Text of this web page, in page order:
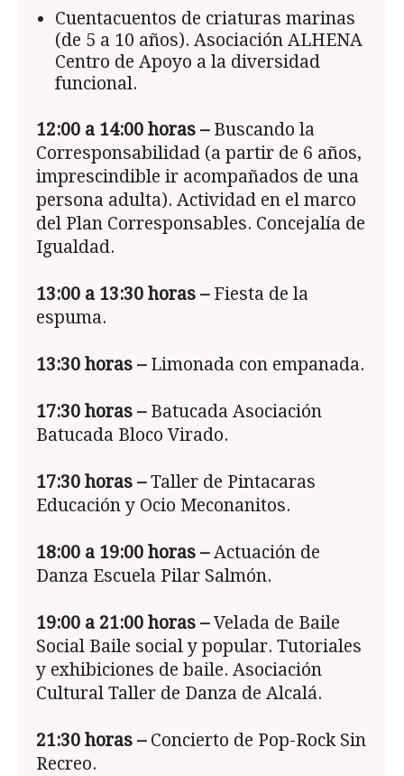
Cuentacuentos de criaturas marinas
(de 5 a 10 años). Asociación ALHENA
Centro de Apoyo a la diversidad
funcional.
12:00 a 14:00 horas –Buscando la
Corresponsabilidad (a partir de 6 años,
imprescindible ir acompañados de una
persona adulta). Actividad en el marco
del Plan Corresponsables. Concejalía de
Igualdad.
13:00 a 13:30 horas –Fiesta de la
espuma.
13:30 horas –Limonada con empanada.
17:30 horas –Batucada Asociación
Batucada Bloco Virado.
17:30 horas –Taller de Pintacaras
Educación y Ocio Meconanitos.
18:00 a 19:00 horas –Actuación de
Danza Escuela Pilar Salmón.
19:00 a 21:00 horas –Velada de Baile
Social Baile social y popular. Tutoriales
y exhibiciones de baile. Asociación
Cultural Taller de Danza de Alcalá.
21:30 horas –Concierto de Pop-Rock Sin
Recreo.